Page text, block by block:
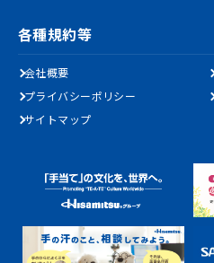
各種規約等
会社概要
プライバシーポリシー
サイトマップ